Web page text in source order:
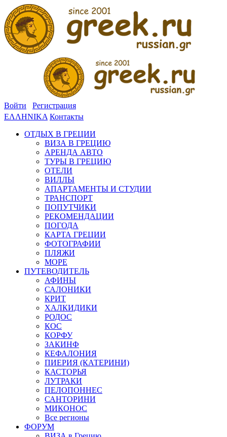
Войти
Регистрация
ΕΛΛΗΝΙΚΑ Контакты
ОТДЫХ В ГРЕЦИИ
ВИЗА В ГРЕЦИЮ
АРЕНДА АВТО
ТУРЫ В ГРЕЦИЮ
ОТЕЛИ
ВИЛЛЫ
АПАРТАМЕНТЫ И СТУДИИ
ТРАНСПОРТ
ПОПУТЧИКИ
РЕКОМЕНДАЦИИ
ПОГОДА
КАРТА ГРЕЦИИ
ФОТОГРАФИИ
ПЛЯЖИ
МОРЕ
ПУТЕВОДИТЕЛЬ
АФИНЫ
САЛОНИКИ
КРИТ
ХАЛКИДИКИ
РОДОС
КОС
КОРФУ
ЗАКИНФ
КЕФАЛОНИЯ
ПИЕРИЯ (КАТЕРИНИ)
КАСТОРЬЯ
ЛУТРАКИ
ПЕЛОПОННЕС
САНТОРИНИ
МИКОНОС
Все регионы
ФОРУМ